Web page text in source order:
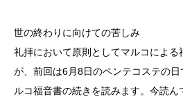
世の終わりに向けての苦しみ
礼拝において原則としてマルコによる
が、前回は6月8日のペンテコステの
ルコ福音書の続きを読みます。今読